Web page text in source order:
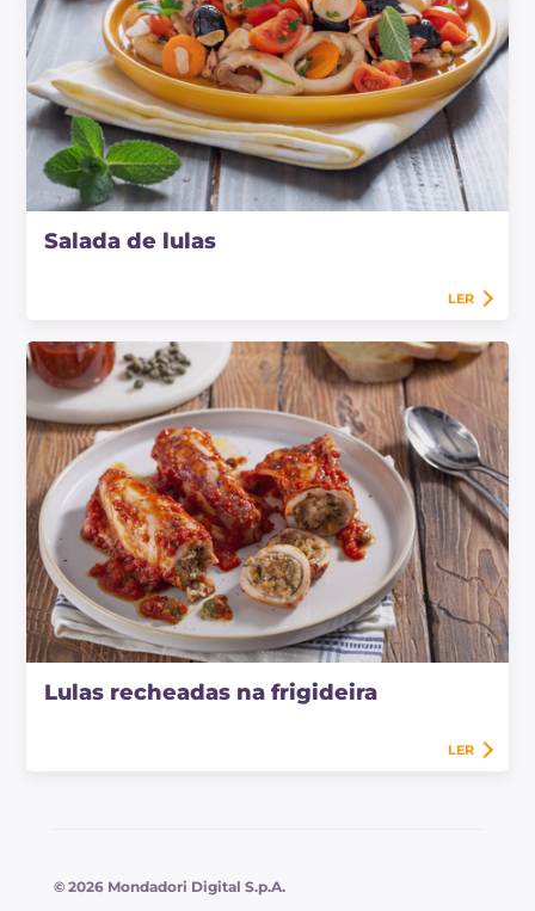
Salada de lulas
LER
Lulas recheadas na frigideira
LER
© 2026 Mondadori Digital S.p.A.